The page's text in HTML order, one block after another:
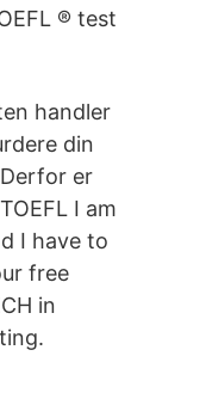
® test
handler
din
er
I am
I have to
free
in